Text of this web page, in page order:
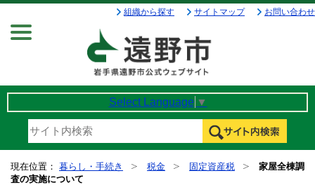
組織から探す サイトマップ お問い合わせ
Select Language ▼
現在位置： 暮らし・手続き 税金 固定資産税
家屋全棟調
査の実施について